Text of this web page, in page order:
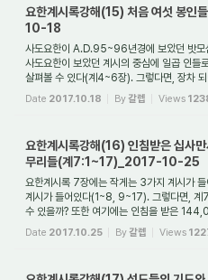
요한계시록강해(15) 처음 여섯 봉
10-18
사도요한이 A.D.95~96년경에 보았던 밧모
사도요한이 보았던 계시의 중심에 일곱 인들
살펴볼 수 있다(계4~6장). 그렇다면, 장차
Date 2017.10.18 By갈렙 Views
요한계시록강해(16) 인침받은 십사
무리들(계7:1~17)_2017-10-25
요한계시록 7장에는 작게는 3가지 계시가
계시가 들어있다(1~8, 9~17). 그렇다면, 계
수 있을까? 또한 여기에는 인침을 받은
Date 2017.10.25 By갈렙 Views